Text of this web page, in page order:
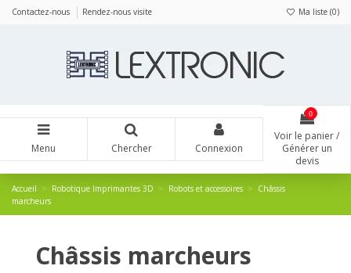
Contactez-nous Rendez-nous visite Ma liste (0)
Menu Chercher Connexion
0
Voir le panier /
Générer un
devis
Accueil Robotique Imprimantes 3D Robots et accessoires
Châssis
marcheurs
Châssis marcheurs
Panneau de gestion des cookies